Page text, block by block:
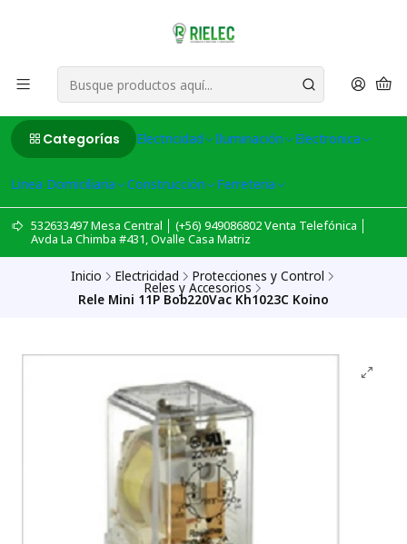
Categorías Electricidad Iluminación Electronica
Linea Domiciliaria Construcción Ferreteria
532633497 Mesa Central │ (+56) 949086802 Venta Telefónica │
Avda La Chimba #431, Ovalle Casa Matriz
Inicio Electricidad Protecciones y Control
Reles y Accesorios
Rele Mini 11P Bob220Vac Kh1023C Koino